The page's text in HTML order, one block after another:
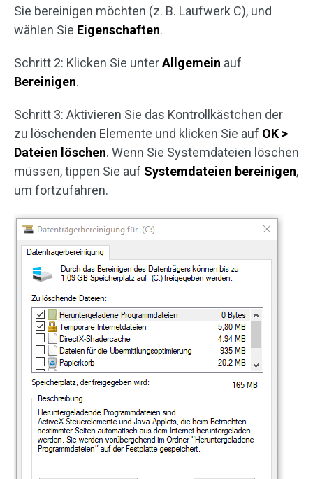
Sie bereinigen möchten (z. B. Laufwerk C), und
wählen Sie Eigenschaften.
Schritt 2: Klicken Sie unterAllgemein auf
Bereinigen.
Schritt 3: Aktivieren Sie das Kontrollkästchen der
zu löschenden Elemente und klicken Sie auf OK >
Dateien löschen. Wenn Sie Systemdateien löschen
müssen, tippen Sie auf Systemdateien bereinigen,
um fortzufahren.